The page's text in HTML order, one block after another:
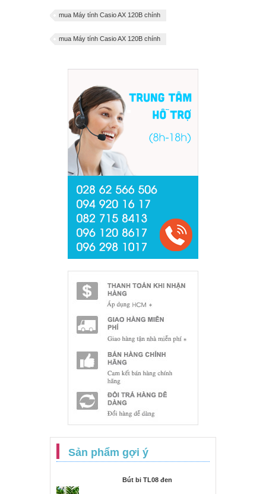
mua Máy tính Casio AX 120B chính
mua Máy tính Casio AX 120B chính
Sản phẩm gợi ý
Bút bi TL08 đen